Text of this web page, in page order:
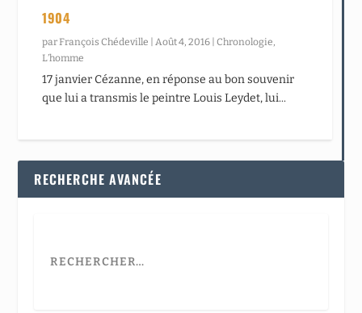
1904
par François Chédeville Août 4, 2016 |Chronologie
L’homme
17 janvier Cézanne, en réponse au bon souvenir
que lui a transmis le peintre Louis Leydet, lui...
RECHERCHE AVANCÉE